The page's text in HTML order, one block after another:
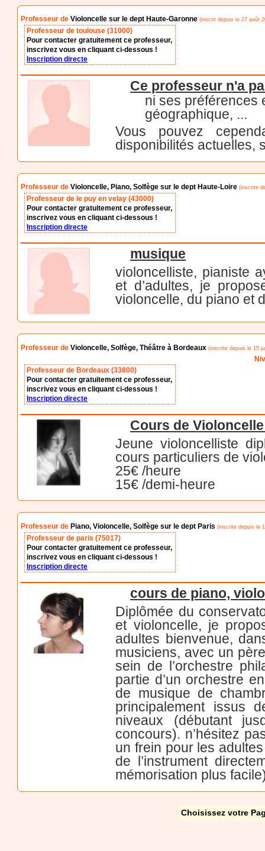
Professeur deVioloncelle sur le dept Haute-Garonne (inscrit depuis le 27 août
Professeur de toulouse (31000)
Pour contacter gratuitement ce professeur,
inscrivez vous en cliquant ci-dessous !
Inscription directe
Ce professeur n'a
ni ses préférences
géographique, ...
Vous pouvez
disponibilités actuelles,
Professeur deVioloncelle, Piano, Solfège sur le dept Haute-Loire (inscrite
Professeur de le puy en velay (43000)
Pour contacter gratuitement ce professeur,
inscrivez vous en cliquant ci-dessous !
Inscription directe
musique
violoncelliste, pianiste
et d’adultes, je
violoncelle, du piano et
Professeur deVioloncelle, Solfège, Théâtre à Bordeaux (inscrite depuis le 15
Professeur de Bordeaux (33800)
Pour contacter gratuitement ce professeur,
inscrivez vous en cliquant ci-dessous !
Inscription directe
Cours de
Jeune violoncelliste
cours particuliers de
25€ /heure
15€ /demi-heure
Professeur de Piano, Violoncelle, Solfège sur le dept Paris (inscrite depuis le
Professeur de paris (75017)
Pour contacter gratuitement ce professeur,
inscrivez vous en cliquant ci-dessous !
Inscription directe
cours de piano,
Diplômée du
et violoncelle, je
adultes bienvenue,
musiciens, avec un
sein de l’orchestre
partie d’un orchestre
de musique de
principalement issus
niveaux (débutant
concours). n’hésitez
un frein pour les
de l’instrument
mémorisation plus
Choisissez votre